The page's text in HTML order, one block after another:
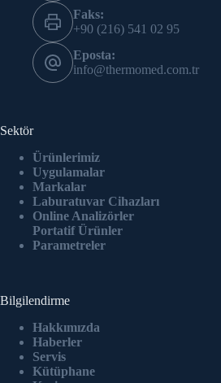
Faks:
+90 (216) 541 02 95
Eposta:
info@thermomed.com.tr
Sektör
Ürünlerimiz
Uygulamalar
Markalar
Laburatuvar Cihazları
Online Analizörler
Portatif Ürünler
Parametreler
Bilgilendirme
Hakkımızda
Haberler
Servis
Kütüphane